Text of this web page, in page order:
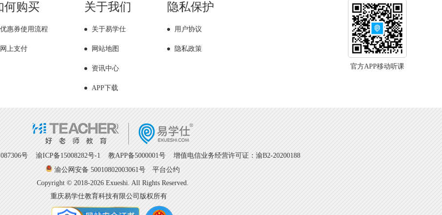
何购买
优惠券使用流程
网上支付
关于我们
关于易学仕
网站地图
资讯中心
APP下载
隐私保护
用户协议
隐私政策
官方APP移动听课
号 渝ICP备15008282号-1 教APP备5000001号 增值电信业务经营许可证：渝B2-20200188
渝公网安备 50010802003061号
平台公约
Copyright © 2018-2026 Exueshi. All Rights Reserved.
重庆易学仕教育科技有限公司版权所有